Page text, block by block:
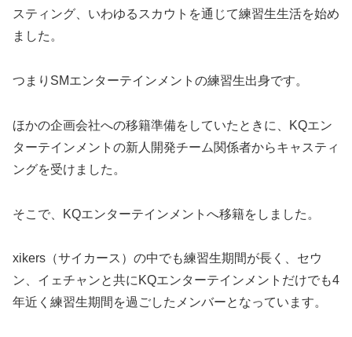
スティング、いわゆるスカウトを通じて練習生生活を始め
ました。
つまりSMエンターテインメントの練習生出身です。
ほかの企画会社への移籍準備をしていたときに、KQエン
ターテインメントの新人開発チーム関係者からキャスティ
ングを受けました。
そこで、KQエンターテインメントへ移籍をしました。
xikers（サイカース）の中でも練習生期間が長く、セウ
ン、イェチャンと共にKQエンターテインメントだけでも4
年近く練習生期間を過ごしたメンバーとなっています。